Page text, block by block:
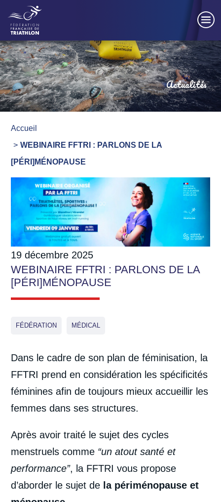
Actualités
Accueil
WEBINAIRE FFTRI : PARLONS DE LA
[PÉRI]MÉNOPAUSE
19 décembre 2025
WEBINAIRE FFTRI : PARLONS DE LA
[PÉRI]MÉNOPAUSE
FÉDÉRATION MÉDICAL
Dans le cadre de son plan de féminisation, la
FFTRI prend en considération les spécificités
féminines afin de toujours mieux accueillir les
femmes dans ses structures.
Après avoir traité le sujet des cycles
menstruels comme “un atout santé et
performance”, la FFTRI vous propose
d’aborder le sujet de la périménopause et
Panneau de gestion des cookies